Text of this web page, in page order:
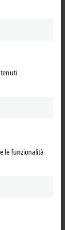
as digital
le funzionalità